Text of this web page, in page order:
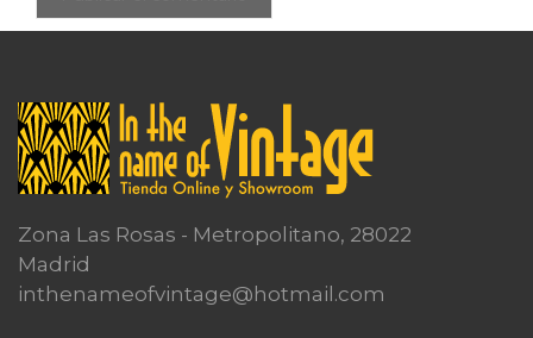
Zona Las Rosas - Metropolitano, 28022
Madrid
inthenameofvintage@hotmail.com